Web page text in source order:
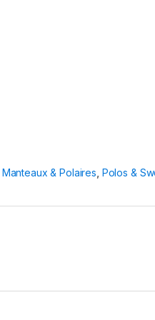
Manteaux & Polaires Polos &